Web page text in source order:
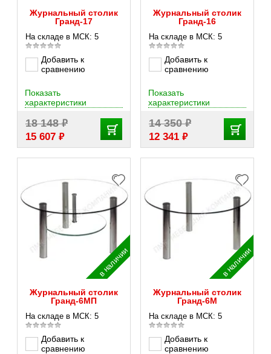
Журнальный столик
Гранд-17
На складе в МСК: 5
Добавить к
сравнению
18 148₽
15 607 ₽
Показать
характеристики
Журнальный столик
Гранд-16
На складе в МСК: 5
Добавить к
сравнению
14 350₽
12 341 ₽
Показать
характеристики
в наличии
Журнальный столик
Гранд-6MП
На складе в МСК: 5
Добавить к
сравнению
в наличии
Журнальный столик
Гранд-6M
На складе в МСК: 5
Добавить к
сравнению